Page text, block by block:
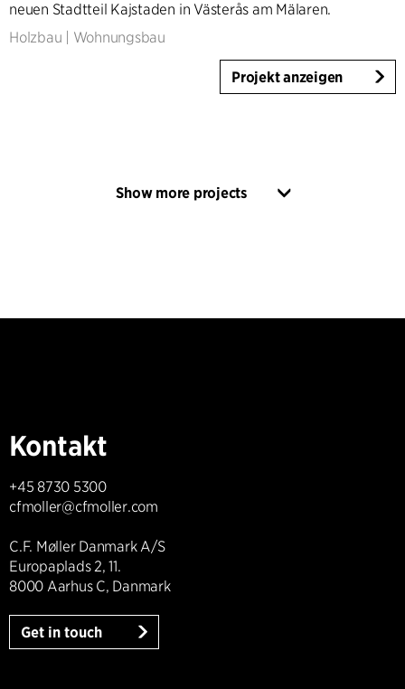
neuen Stadtteil Kajstaden in Västerås am Mälaren.
Holzbau
Wohnungsbau
Projekt anzeigen
Show more projects
Kontakt
+45 8730 5300
cfmoller@cfmoller.com
C.F. Møller Danmark A/S
Europaplads 2, 11.
8000 Aarhus C, Danmark
Get in touch